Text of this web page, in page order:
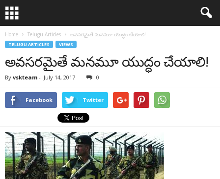
Home Telugu Articles అవసరమైతే మనమూ యుద్ధం చేయాలి!
TELUGU ARTICLES VIEWS
అవసరమైతే మనమూ యుద్ధం చేయాలి!
By vskteam - July 14, 2017 0
Facebook Twitter